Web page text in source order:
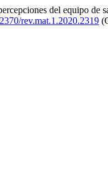
del equipo de
rev.mat.1.2020.2319